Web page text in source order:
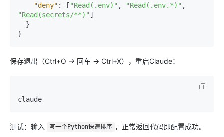
"deny" : [ "Read(.env)" , "Read(.env.*)" ,
"Read(secrets/**)" ]
}
}
保存退出（Ctrl+O → 回车 → Ctrl+X），重启Claude：
测试：输入 写一个Python快速排序 ，正常返回代码即配置成功。